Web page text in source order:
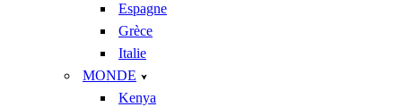
Espagne
Grèce
Italie
MONDE
Kenya